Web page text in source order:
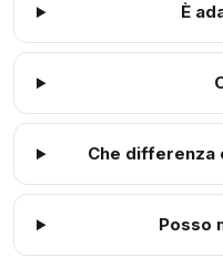
È
Che differenza
Posso